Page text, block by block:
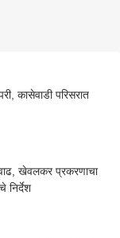
कासेवाडी परिसरात
खेवलकर प्रकरणाचा
निर्देश